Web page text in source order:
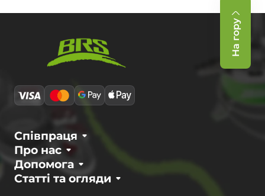
На гору
Про нас
Співпраця
Статті та огляди
Допомога